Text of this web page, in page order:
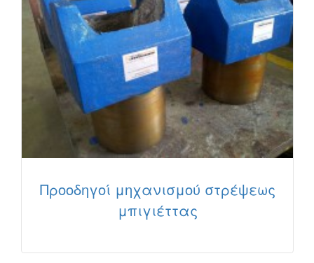
Προοδηγοί μηχανισμού στρέψεως
μπιγιέττας